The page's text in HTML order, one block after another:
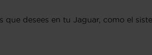
desees en tu Jaguar, como el